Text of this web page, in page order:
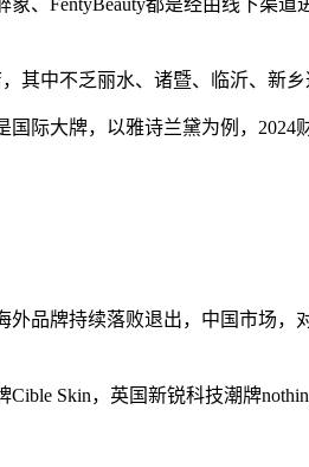
其中不乏丽水、诸暨、临沂、新乡
际大牌，以雅诗兰黛为例，
品牌持续落败退出，中国市场
Skin，英国新锐科技潮牌